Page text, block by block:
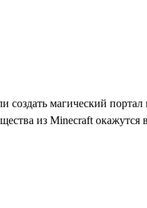
магический портал
из Minecraft окажутся